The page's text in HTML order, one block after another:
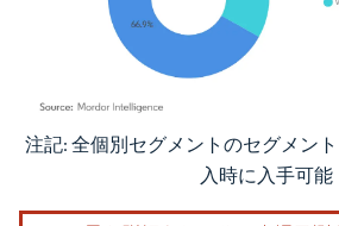
画像 © Mordor Intelligence。再利用にはCC BY
注記: 全個別セグメントのセグメン
入時に入手可能